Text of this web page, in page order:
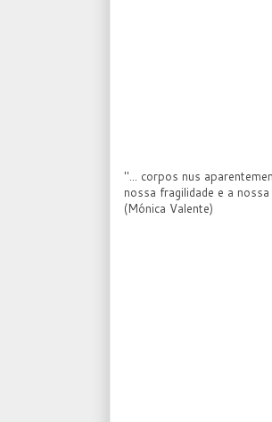
"... corpos nus
nossa fragilidade e a
(Mónica Valente)